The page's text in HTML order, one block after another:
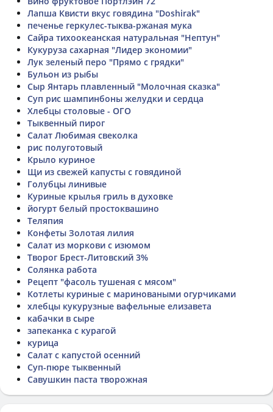
Лапша Квисти вкус говядина "Doshirak"
печенье геркулес-тыква-ржаная мука
Сайра тихоокеанская натуральная "Нептун"
Кукуруза сахарная "Лидер экономии"
Лук зеленый перо "Прямо с грядки"
Бульон из рыбы
Сыр Янтарь плавленный "Молочная сказка"
Суп рис шампинбоны желудки и сердца
Хлебцы столовые - ОГО
Тыквенный пирог
Салат Любимая свеколка
рис полуготовый
Крыло куриное
Щи из свежей капусты с говядиной
Голубцы линивые
Куриные крылья гриль в духовке
йогурт белый простоквашино
Теляпия
Конфеты Золотая лилия
Салат из моркови с изюмом
Творог Брест-Литовский 3%
Солянка работа
Рецепт "фасоль тушеная с мясом"
Котлеты куриные с мариноваными огурчиками
хлебцы кукурузные вафельные елизавета
кабачки в сыре
запеканка с курагой
курица
Салат с капустой осенний
Суп-пюре тыквенный
Савушкин паста творожная